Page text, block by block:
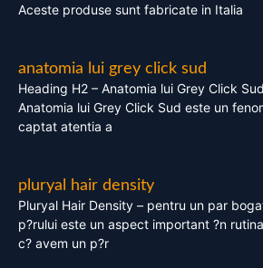
Aceste produse sunt fabricate in Italia
anatomia lui grey click sud
Heading H2 – Anatomia lui Grey Click
Anatomia lui Grey Click Sud este un
captat atentia a
pluryal hair density
Pluryal Hair Density – pentru un par
p?rului este un aspect important ?n
c? avem un p?r